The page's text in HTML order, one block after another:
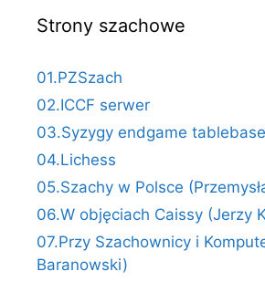
Strony szachowe
01.PZSzach
02.ICCF serwer
03.Syzygy endgame
04.Lichess
05.Szachy w Polsce
06.W objęciach Caissy (Jerzy
07.Przy Szachownicy i
Baranowski)